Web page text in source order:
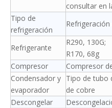
consultar en
Tipo de
refrigeración
Refrigerante
R290, 130G;
R170, 68g
Compresor
Compresor
Condensador y
evaporador
Tipo de tubo
de cobre
Descongelar